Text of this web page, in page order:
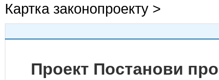
Картка законопроекту >
Проект Постанови